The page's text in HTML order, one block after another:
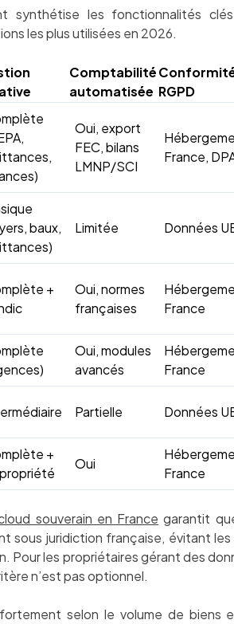
synthétise les fonctionnalités
les plus utilisées en 2026.
Comptabilité
automatisée RGPD
Oui, export
FEC, bilans
LMNP/SCI
France,
baux,
Limitée Données
+
Oui, normes
françaises
France
Oui, modules
avancés
France
Partielle Données
+
Oui
France
souverain en France garantit
sous juridiction française, évitant les
Pour les propriétaires gérant des
n’est pas optionnel.
selon le volume de biens